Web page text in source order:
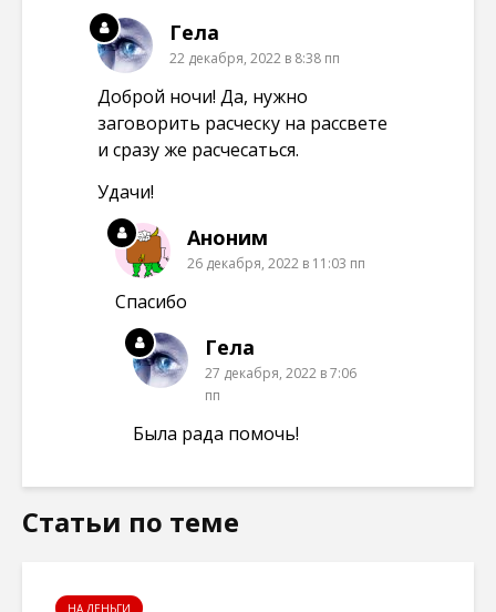
Гела
22 декабря, 2022 в 8:38 пп
Доброй ночи! Да, нужно
заговорить расческу на рассвете
и сразу же расчесаться.
Удачи!
Аноним
26 декабря, 2022 в 11:03 пп
Спасибо
Гела
27 декабря, 2022 в 7:06
пп
Была рада помочь!
Статьи по теме
НА ДЕНЬГИ